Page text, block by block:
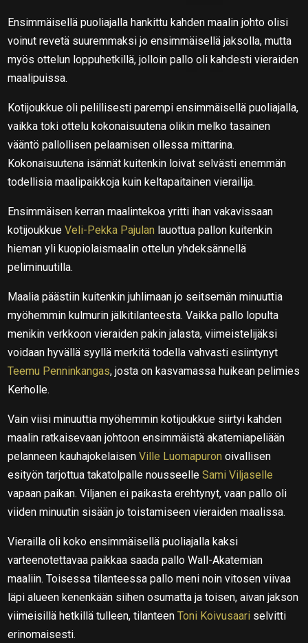
Ensimmäisellä puoliajalla hankittu kahden maalin johto olisi
voinut revetä suuremmaksi jo ensimmäisellä jaksolla, mutta
myös ottelun loppuhetkillä, jolloin pallo oli kahdesti vieraiden
maalipuissa.
Kotijoukkue oli pelillisesti parempi ensimmäisellä puoliajalla,
vaikka toki ottelu kokonaisuutena olikin melko tasainen
vääntö pallollisen pelaamisen ollessa mittarina.
Kokonaisuutena isännät kuitenkin loivat selvästi enemmän
todellisia maalipaikkoja kuin keltapaitainen vierailija.
Ensimmäisen kerran maalintekoa yritti ihan vakavissaan
kotijoukkueVeli-Pekka Pajulan lauottua pallon kuitenkin
hieman yli kuopiolaismaalin ottelun yhdeksännellä
peliminuutilla.
Maalia päästiin kuitenkin juhlimaan jo seitsemän minuuttia
myöhemmin kulmurin jälkitilanteesta. Vaikka pallo lopulta
menikin verkkoon vieraiden pakin jalasta, viimeistelijäksi
voidaan hyvällä syyllä merkitä todella vahvasti esiintynyt
Teemu Penninkangas, josta on kasvamassa huikean pelimies
Kerholle.
Vain viisi minuuttia myöhemmin kotijoukkue siirtyi kahden
maalin ratkaisevaan johtoon ensimmäistä akatemiapeliään
pelanneen kauhajokelaisenVille Luomapuron oivallisen
esityön tarjottua takatolpalle nousseelle Sami Viljaselle
vapaan paikan. Viljanen ei paikasta erehtynyt, vaan pallo oli
viiden minuutin sisään jo toistamiseen vieraiden maalissa.
Vierailla oli koko ensimmäisellä puoliajalla kaksi
varteenotettavaa paikkaa saada pallo Wall-Akatemian
maaliin. Toisessa tilanteessa pallo meni noin vitosen viivaa
läpi alueen kenenkään siihen osumatta ja toisen, aivan jakson
viimeisillä hetkillä tulleen, tilanteenToni Koivusaari selvitti
erinomaisesti.